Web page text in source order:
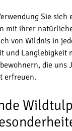
Sie sich
mit ihrer
von Wildnis in
und Langlebigkeit
die uns
erfreuen.